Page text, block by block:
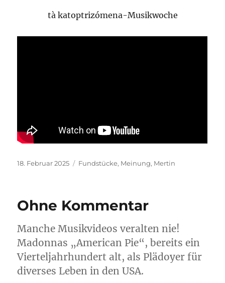
tà katoptrizómena-Musikwoche
Veröffentlicht
18. Februar 2025 Kategorien
Fundstücke, Meinung, Mertin
Ohne Kommentar
Manche Musikvideos veralten nie!
Madonnas „American Pie“, bereits ein
Vierteljahrhundert alt, als Plädoyer für
diverses Leben in den USA.